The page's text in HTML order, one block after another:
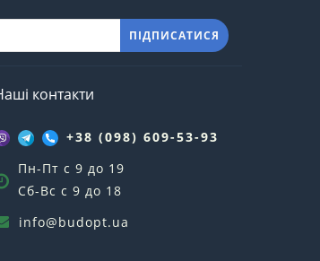
ПІДПИСАТИСЯ
контакти
+38 (098) 609-53-93
Пн-Пт с 9 до 19
Сб-Вс с 9 до 18
info@budopt.ua